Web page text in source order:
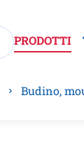
PRODOTTI
Budino,